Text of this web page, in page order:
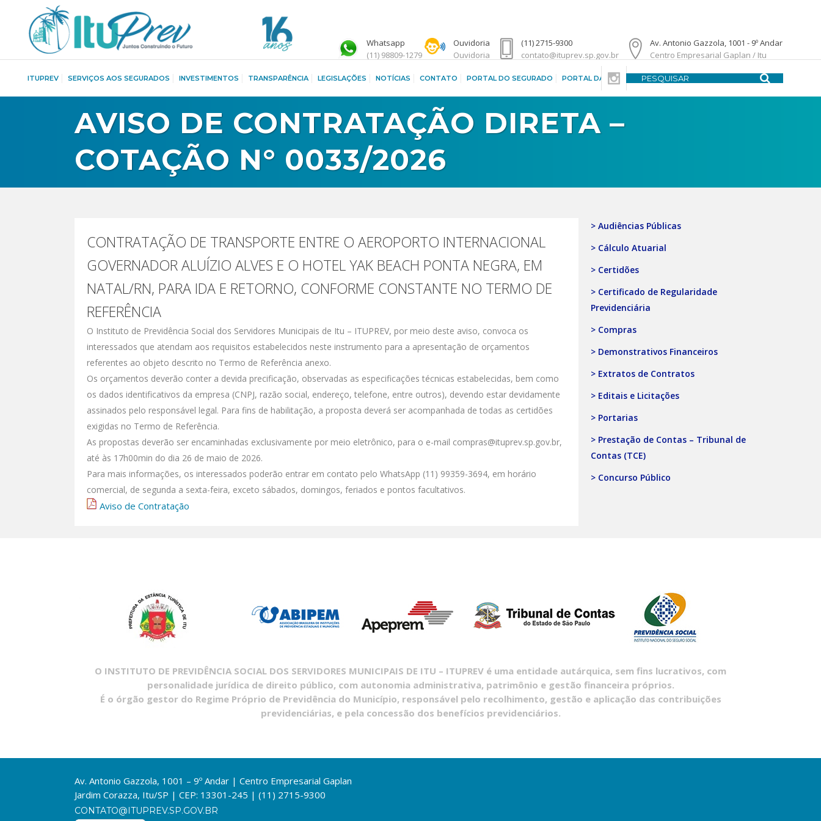
Whatsapp
(11) 98809-1279
Ouvidoria
Ouvidoria
(11) 2715-9300
contato@ituprev.sp.gov.br
Av. Antonio Gazzola, 1001 - 9º Andar
Centro Empresarial Gaplan / Itu
ITUPREV SERVIÇOS AOS SEGURADOS INVESTIMENTOS TRANSPARÊNCIA LEGISLAÇÕES NOTÍCIAS CONTATO PORTAL DO SEGURADO PORTAL DA TRANSPARÊNCIA CENTRAL DE ATENDIMENTO
AVISO DE CONTRATAÇÃO DIRETA –
COTAÇÃO N° 0033/2026
CONTRATAÇÃO DE TRANSPORTE ENTRE O AEROPORTO INTERNACIONAL
GOVERNADOR ALUÍZIO ALVES E O HOTEL YAK BEACH PONTA NEGRA, EM
NATAL/RN, PARA IDA E RETORNO, CONFORME CONSTANTE NO TERMO DE
REFERÊNCIA
O Instituto de Previdência Social dos Servidores Municipais de Itu – ITUPREV, por meio deste aviso, convoca os
interessados que atendam aos requisitos estabelecidos neste instrumento para a apresentação de orçamentos
referentes ao objeto descrito no Termo de Referência anexo.
Os orçamentos deverão conter a devida precificação, observadas as especificações técnicas estabelecidas, bem como
os dados identificativos da empresa (CNPJ, razão social, endereço, telefone, entre outros), devendo estar devidamente
assinados pelo responsável legal. Para fins de habilitação, a proposta deverá ser acompanhada de todas as certidões
exigidas no Termo de Referência.
As propostas deverão ser encaminhadas exclusivamente por meio eletrônico, para o e-mail compras@ituprev.sp.gov.br,
até às 17h00min do dia 26 de maio de 2026.
Para mais informações, os interessados poderão entrar em contato pelo WhatsApp (11) 99359-3694, em horário
comercial, de segunda a sexta-feira, exceto sábados, domingos, feriados e pontos facultativos.
Aviso de Contratação
> Audiências Públicas
> Cálculo Atuarial
> Certidões
> Certificado de Regularidade
Previdenciária
> Compras
> Demonstrativos Financeiros
> Extratos de Contratos
> Editais e Licitações
> Portarias
> Prestação de Contas – Tribunal de
Contas (TCE)
> Concurso Público
O INSTITUTO DE PREVIDÊNCIA SOCIAL DOS SERVIDORES MUNICIPAIS DE ITU – ITUPREV é uma entidade autárquica, sem fins lucrativos, com
personalidade jurídica de direito público, com autonomia administrativa, patrimônio e gestão financeira próprios.
É o órgão gestor do Regime Próprio de Previdência do Município, responsável pelo recolhimento, gestão e aplicação das contribuições
previdenciárias, e pela concessão dos benefícios previdenciários.
Av. Antonio Gazzola, 1001 – 9º Andar | Centro Empresarial Gaplan
Jardim Corazza, Itu/SP | CEP: 13301-245 | (11) 2715-9300
CONTATO@ITUPREV.SP.GOV.BR